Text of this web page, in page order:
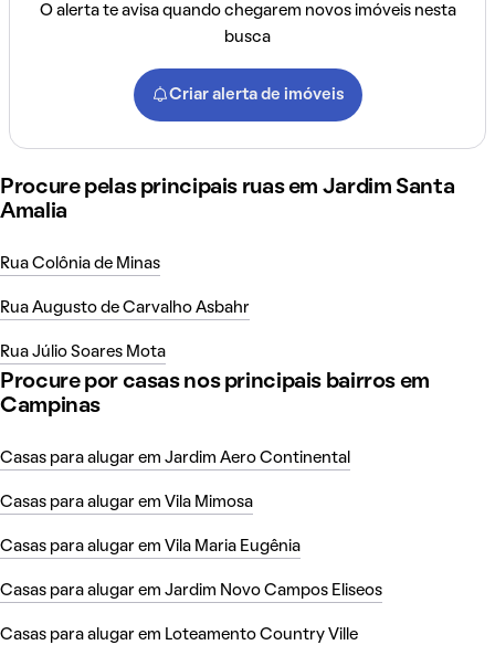
O alerta te avisa quando chegarem novos imóveis nesta
busca
Criar alerta de imóveis
Procure pelas principais ruas em Jardim Santa
Amalia
Rua Colônia de Minas
Rua Augusto de Carvalho Asbahr
Rua Júlio Soares Mota
Procure por casas nos principais bairros em
Campinas
Casas para alugar em Jardim Aero Continental
Casas para alugar em Vila Mimosa
Casas para alugar em Vila Maria Eugênia
Casas para alugar em Jardim Novo Campos Eliseos
Casas para alugar em Loteamento Country Ville